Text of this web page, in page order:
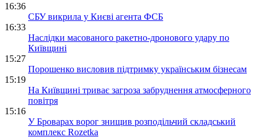
16:36
СБУ викрила у Києві агента ФСБ
16:33
Наслідки масованого ракетно-дронового удару по
Київщині
15:27
Порошенко висловив підтримку українським бізнесам
15:19
На Київщині триває загроза забруднення атмосферного
повітря
15:16
У Броварах ворог знищив розподільчий складський
комплекс Rozetka